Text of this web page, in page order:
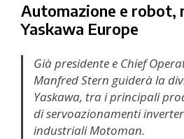
Automazione e robot,
Yaskawa Europe
Già presidente e Chief
Manfred Stern guiderà la
Yaskawa, tra i principali
di servoazionamenti
industriali Motoman.